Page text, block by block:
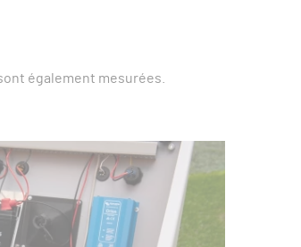
également mesurées.